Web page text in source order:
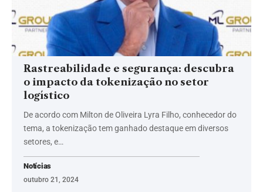
Rastreabilidade e segurança: descubra
o impacto da tokenização no setor
logístico
De acordo com Milton de Oliveira Lyra Filho, conhecedor do
tema, a tokenização tem ganhado destaque em diversos
setores, e…
Notícias
outubro 21, 2024